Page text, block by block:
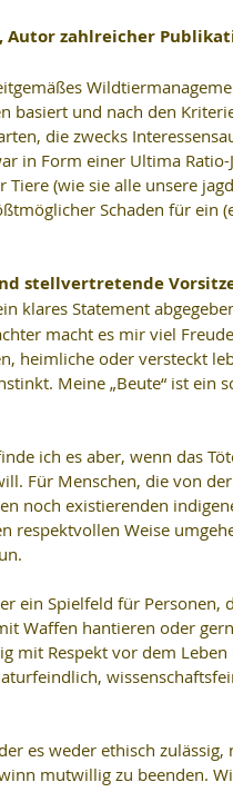
Autor zahlreicher
basiert und nach den
die zwecks
in Form einer Ultima
(wie sie alle unsere
Schaden für ein
stellvertretende
klares Statement
macht es mir viel
heimliche oder versteckt
Meine „Beute“ ist ein
ich es aber, wenn das
Für Menschen, die von
noch existierenden
respektvollen Weise
ein Spielfeld für Personen,
Waffen hantieren oder
mit Respekt vor dem
es weder ethisch
mutwillig zu beenden.